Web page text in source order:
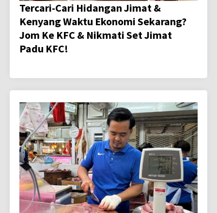
Tercari-Cari Hidangan Jimat &
Kenyang Waktu Ekonomi Sekarang?
Jom Ke KFC & Nikmati Set Jimat
Padu KFC!